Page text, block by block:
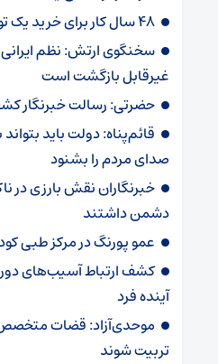
۴۸ سال کار برای خرید یک تویوتا کمری
سخنگوی ارتش: نظم
غیرقابل بازگشت است
حضرتی: رسالت خبرنگار
قائم‌پناه: دولت باید
صدای مردم را بشنود
خبرنگاران نقش بارزی در
دشمن داشتند
عمو پورنگ در مرکز طبی
کشف ارتباط آسیب‌های
آینده فرد
موحدی‌آزاد: قضات متخصص
تربیت شوند